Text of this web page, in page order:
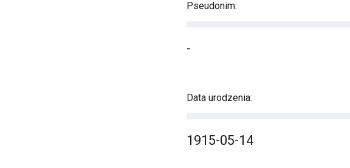
Pseudonim:
-
Data urodzenia:
1915-05-14